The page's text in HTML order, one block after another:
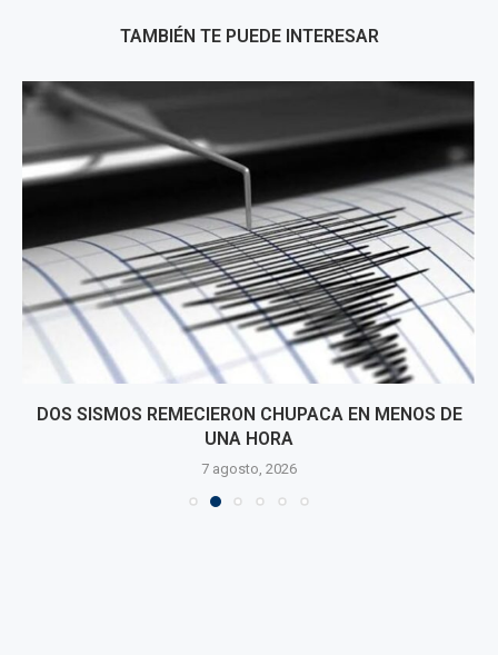
TAMBIÉN TE PUEDE INTERESAR
DOS SISMOS REMECIERON CHUPACA EN MENOS DE
UNA HORA
7 agosto, 2026